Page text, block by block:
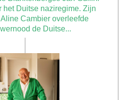
het Duitse naziregime. Zijn
Cambier overleefde
de Duitse...